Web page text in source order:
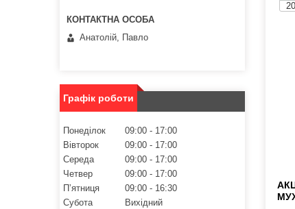
Анатолій, Павло
Графік роботи
Понеділок 09:00
17:00
Вівторок
09:00
17:00
Середа
09:00
17:00
Четвер
09:00
17:00
Пʼятниця
09:00
16:30
Субота
Вихідний